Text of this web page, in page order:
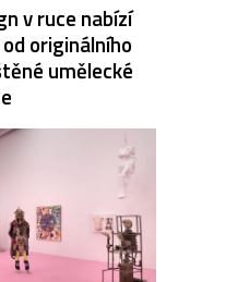
v ruce nabízí
originálního
umělecké